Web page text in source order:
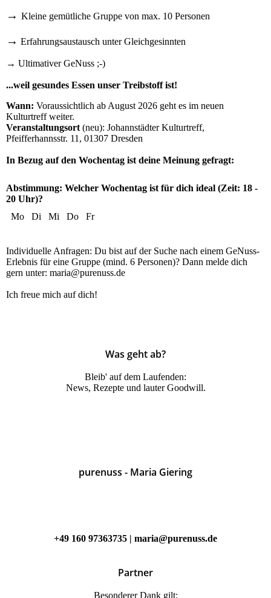
→ Kleine gemütliche Gruppe von max. 10 Personen
→ Erfahrungsaustausch unter Gleichgesinnten
→ Ultimativer GeNuss ;-)
...weil gesundes Essen unser Treibstoff ist!
Wann: Voraussichtlich ab August 2026 geht es im neuen
Kulturtreff weiter.
Veranstaltungsort (neu): Johannstädter Kulturtreff,
Pfeifferhannsstr. 11, 01307 Dresden
In Bezug auf den Wochentag ist deine Meinung gefragt:
Abstimmung: Welcher Wochentag ist für dich ideal (Zeit: 18 -
20 Uhr)?
Mo
Di Mi Do Fr
Individuelle Anfragen: Du bist auf der Suche nach einem GeNuss-
Erlebnis für eine Gruppe (mind. 6 Personen)? Dann melde dich
gern unter: maria@purenuss.de
Ich freue mich auf dich!
Was geht ab?
Bleib' auf dem Laufenden:
News, Rezepte und lauter Goodwill.
purenuss - Maria Giering
+49 160 97363735 | maria@purenuss.de
Partner
Besonderer Dank gilt: